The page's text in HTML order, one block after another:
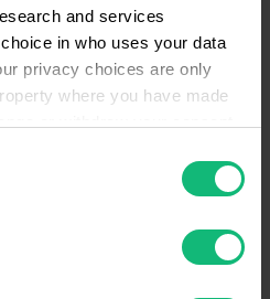
and services
in who uses your data
privacy choices are only
where you have made
about your geographical
3 Квітня 2025
платформою
отримала найновішу
інформаційної